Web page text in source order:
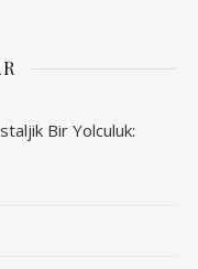
Bir Yolculuk: